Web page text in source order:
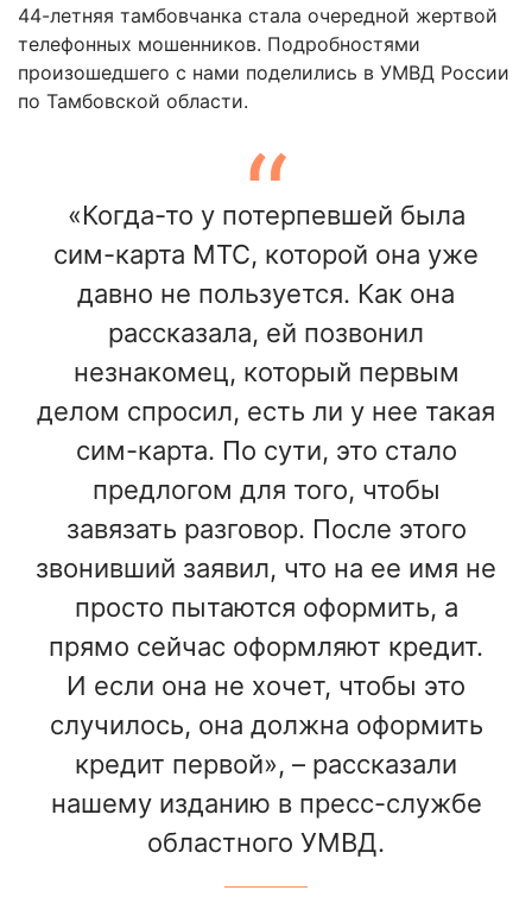
44-летняя тамбовчанка стала очередной жертвой
телефонных мошенников. Подробностями
произошедшего с нами поделились в УМВД России
по Тамбовской области.
«Когда-то у потерпевшей была
сим-карта МТС, которой она уже
давно не пользуется. Как она
рассказала, ей позвонил
незнакомец, который первым
делом спросил, есть ли у нее такая
сим-карта. По сути, это стало
предлогом для того, чтобы
завязать разговор. После этого
звонивший заявил, что на ее имя не
просто пытаются оформить, а
прямо сейчас оформляют кредит.
И если она не хочет, чтобы это
случилось, она должна оформить
кредит первой», – рассказали
нашему изданию в пресс-службе
областного УМВД.